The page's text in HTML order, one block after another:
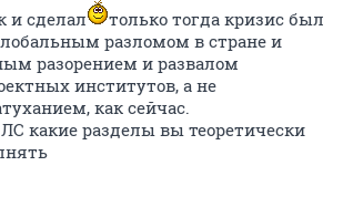
и сделал
только тогда кризис был
разломом в стране и
разорением и развалом
институтов, а не
как сейчас.
какие разделы вы теоретически